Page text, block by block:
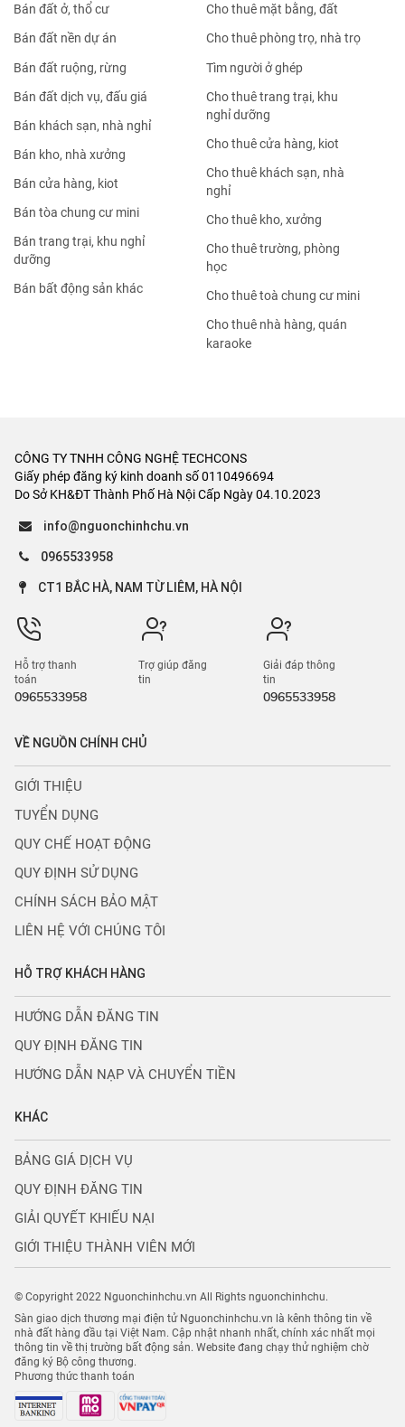
Bán đất ở, thổ cư
Bán đất nền dự án
Bán đất ruộng, rừng
Bán đất dịch vụ, đấu giá
Bán khách sạn, nhà nghỉ
Bán kho, nhà xưởng
Bán cửa hàng, kiot
Bán tòa chung cư mini
Bán trang trại, khu nghỉ
dưỡng
Bán bất động sản khác
Cho thuê mặt bằng, đất
Cho thuê phòng trọ, nhà trọ
Tìm người ở ghép
Cho thuê trang trại, khu
nghỉ dưỡng
Cho thuê cửa hàng, kiot
Cho thuê khách sạn, nhà
nghỉ
Cho thuê kho, xưởng
Cho thuê trường, phòng
học
Cho thuê toà chung cư mini
Cho thuê nhà hàng, quán
karaoke
CÔNG TY TNHH CÔNG NGHỆ TECHCONS
Giấy phép đăng ký kinh doanh số 0110496694
Do Sở KH&ĐT Thành Phố Hà Nội Cấp Ngày 04.10.2023
info@nguonchinhchu.vn
0965533958
CT1 BẮC HÀ, NAM TỪ LIÊM, HÀ NỘI
Hỗ trợ thanh
toán
0965533958
Trợ giúp đăng
tin
Giải đáp thông
tin
0965533958
VỀ NGUỒN CHÍNH CHỦ
GIỚI THIỆU
TUYỂN DỤNG
QUY CHẾ HOẠT ĐỘNG
QUY ĐỊNH SỬ DỤNG
CHÍNH SÁCH BẢO MẬT
LIÊN HỆ VỚI CHÚNG TÔI
HỖ TRỢ KHÁCH HÀNG
HƯỚNG DẪN ĐĂNG TIN
QUY ĐỊNH ĐĂNG TIN
HƯỚNG DẪN NẠP VÀ CHUYỂN TIỀN
KHÁC
BẢNG GIÁ DỊCH VỤ
QUY ĐỊNH ĐĂNG TIN
GIẢI QUYẾT KHIẾU NẠI
GIỚI THIỆU THÀNH VIÊN MỚI
© Copyright 2022 Nguonchinhchu.vn All Rights nguonchinhchu.
Sàn giao dịch thương mại điện tử Nguonchinhchu.vn là kênh thông tin về
nhà đất hàng đầu tại Việt Nam. Cập nhật nhanh nhất, chính xác nhất mọi
thông tin về thị trường bất động sản. Website đang chạy thử nghiệm chờ
đăng ký Bộ công thương.
Phương thức thanh toán